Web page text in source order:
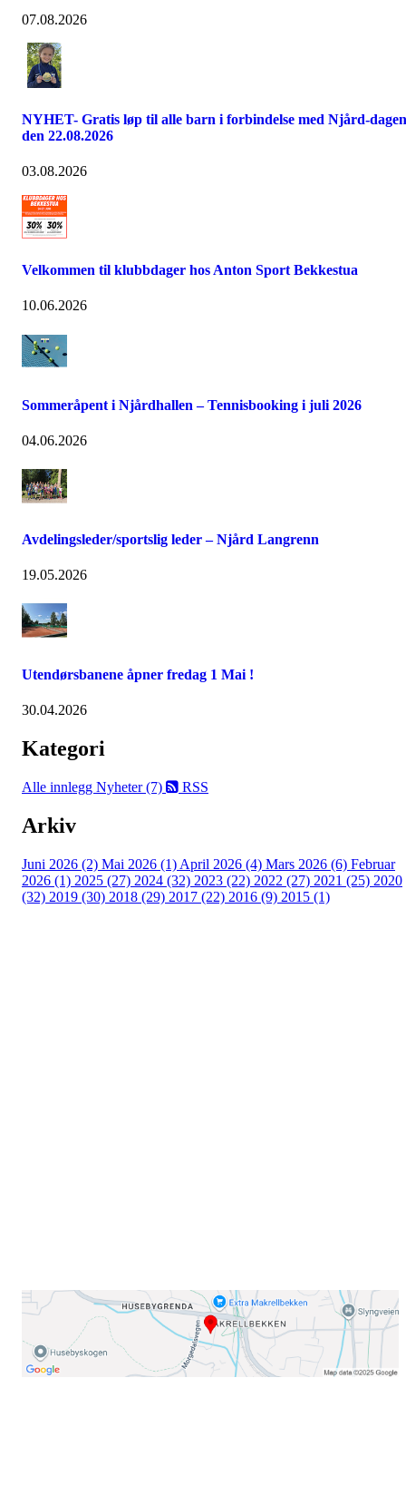
07.08.2026
NYHET- Gratis løp til alle barn i forbindelse med Njård-dagen
den 22.08.2026
03.08.2026
Velkommen til klubbdager hos Anton Sport Bekkestua
10.06.2026
Sommeråpent i Njårdhallen – Tennisbooking i juli 2026
04.06.2026
Avdelingsleder/sportslig leder – Njård Langrenn
19.05.2026
Utendørsbanene åpner fredag 1 Mai !
30.04.2026
Kategori
Alle innlegg Nyheter (7) RSS
Arkiv
Juni 2026 (2) Mai 2026 (1) April 2026 (4) Mars 2026 (6) Februar
2026 (1) 2025 (27) 2024 (32) 2023 (22) 2022 (27) 2021 (25) 2020
(32) 2019 (30) 2018 (29) 2017 (22) 2016 (9) 2015 (1)